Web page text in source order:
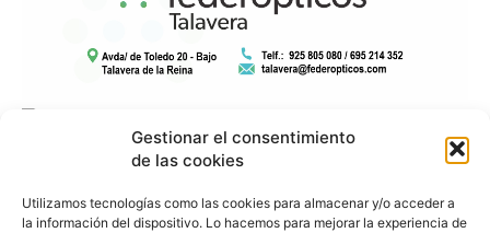
Gestionar el consentimiento
de las cookies
Utilizamos tecnologías como las cookies para almacenar y/o acceder a
la información del dispositivo. Lo hacemos para mejorar la experiencia de